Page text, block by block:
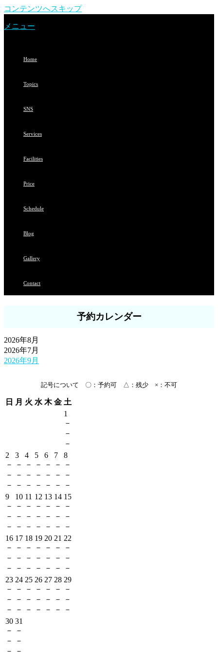
コンテンツへスキップ
メニュー
Home
Topics
SNS
Services
Facilities
Price
Schedule
Blog
Gallery
Contact
予約カレンダー
2026年8月
2026年7月
2026年9月
記号について 〇：予約可 △：残少 ×：不可
日 月 火 水 木 金 土
1
－
－
－
2
－
－
－
3
－
－
－
4
－
－
－
5
－
－
－
6
－
－
－
7
－
－
－
8
－
－
－
9
－
－
－
10
－
－
－
11
－
－
－
12
－
－
－
13
－
－
－
14
－
－
－
15
－
－
－
16
－
－
－
17
－
－
－
18
－
－
－
19
－
－
－
20
－
－
－
21
－
－
－
22
－
－
－
23
－
－
－
24
－
－
－
25
－
－
－
26
－
－
－
27
－
－
－
28
－
－
－
29
－
－
－
30
－
－
－
31
－
－
－